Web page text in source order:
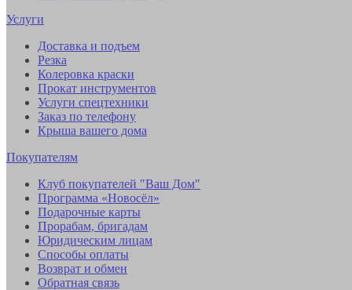
Услуги
Доставка и подъем
Резка
Колеровка краски
Прокат инструментов
Услуги спецтехники
Заказ по телефону
Крыша вашего дома
Покупателям
Клуб покупателей "Ваш Дом"
Программа «Новосёл»
Подарочные карты
Прорабам, бригадам
Юридическим лицам
Способы оплаты
Возврат и обмен
Обратная связь